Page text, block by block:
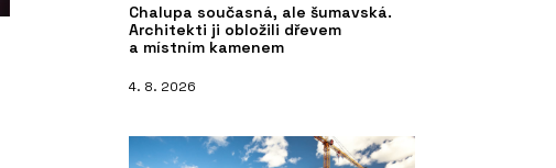
Chalupa současná, ale šumavská.
Architekti ji obložili dřevem
a místním kamenem
4. 8. 2026